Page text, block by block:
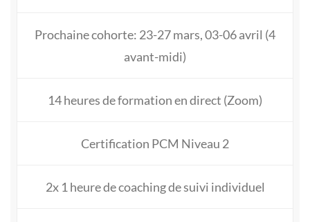
Prochaine cohorte: 23-27 mars, 03-06 avril (4
avant-midi)
14 heures de formation en direct (Zoom)
Certification PCM Niveau 2
2x 1 heure de coaching de suivi individuel